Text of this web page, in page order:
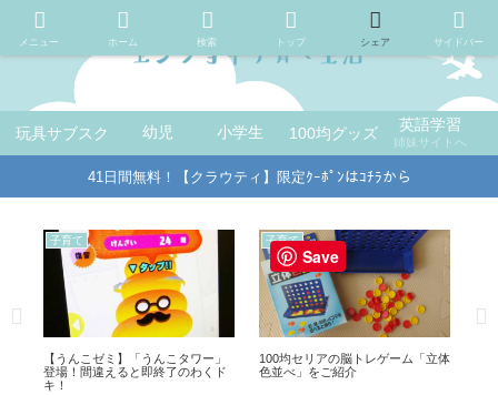
玩具サブスク 幼児 小学生 100均グッズ 英語学習
姉妹サイトへ
41日間無料！【クラウティ】限定ｸｰﾎﾟﾝはｺﾁﾗから
暮らし
【車内の日よけや目隠しに】100均
セリアの「吸盤クリップ固定タイ
プ」
食
100均ダイソーで買える井村屋の
「ちょこっとつぶあん」が重宝！
メニュー ホーム 検索 トップ シェア サイドバー
Save